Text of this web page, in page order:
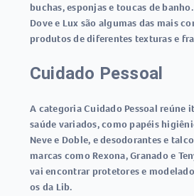
buchas, esponjas e toucas de
Dove e Lux são algumas das mais
produtos de diferentes texturas e
Cuidado Pessoal
A categoria Cuidado Pessoal reúne
saúde variados, como papéis
Neve e Doble, e desodorantes e
marcas como Rexona, Granado e
vai encontrar protetores e
os da Lib.